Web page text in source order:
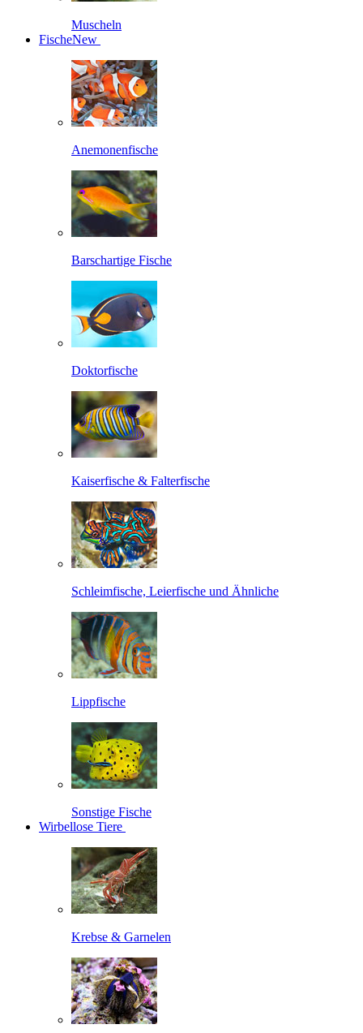
Muscheln
FischeNew
Anemonenfische
Barschartige Fische
Doktorfische
Kaiserfische & Falterfische
Schleimfische, Leierfische und Ähnliche
Lippfische
Sonstige Fische
Wirbellose Tiere
Krebse & Garnelen